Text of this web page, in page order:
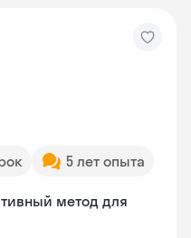
5 лет опыта
метод для